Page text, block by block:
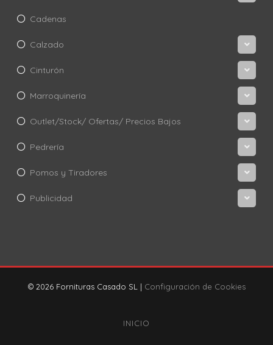
Cadenas
Calzado
Cinturón
Marroquinería
Outlet/Stock/ Ofertas/ Precios Bajos
Pedrería
Pomos y Tiradores
Publicidad
© 2026 Fornituras Casado SL | Configuración de Cookies
INICIO